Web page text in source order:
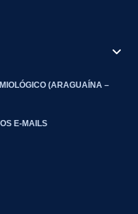
(ARAGUAÍNA –
E-MAILS